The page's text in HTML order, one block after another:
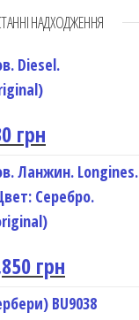
НАДХОДЖЕННЯ
Diesel.
грн
Ланжин. Longines.
Серебро.
грн
BU9038